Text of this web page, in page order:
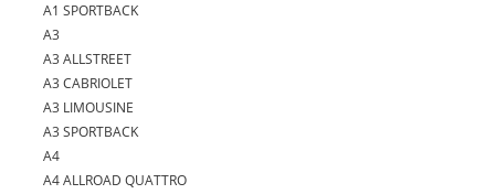
A1 SPORTBACK
A3
A3 ALLSTREET
A3 CABRIOLET
A3 LIMOUSINE
A3 SPORTBACK
A4
A4 ALLROAD QUATTRO